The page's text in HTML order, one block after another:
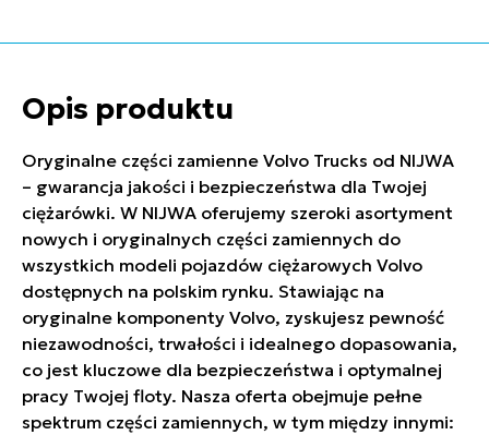
Opis produktu
Oryginalne części zamienne Volvo Trucks od NIJWA
– gwarancja jakości i bezpieczeństwa dla Twojej
ciężarówki. W NIJWA oferujemy szeroki asortyment
nowych i oryginalnych części zamiennych do
wszystkich modeli pojazdów ciężarowych Volvo
dostępnych na polskim rynku. Stawiając na
oryginalne komponenty Volvo, zyskujesz pewność
niezawodności, trwałości i idealnego dopasowania,
co jest kluczowe dla bezpieczeństwa i optymalnej
pracy Twojej floty. Nasza oferta obejmuje pełne
spektrum części zamiennych, w tym między innymi: